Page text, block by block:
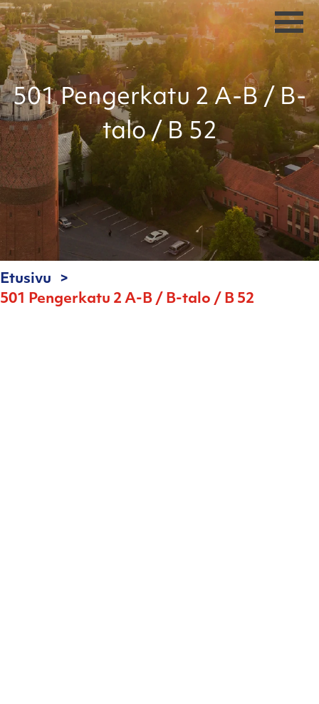
501 Pengerkatu 2 A-B / B-
talo / B 52
Etusivu
501 Pengerkatu 2 A-B / B-talo / B 52